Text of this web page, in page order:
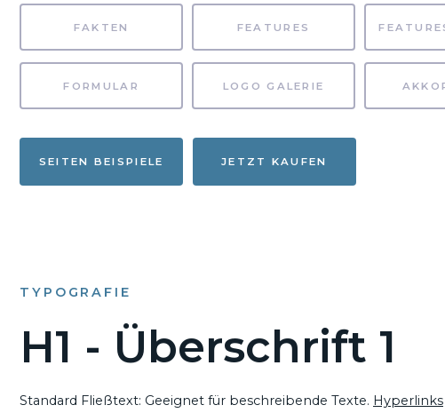
FAKTEN FEATURES
FORMULAR LOGO GALERIE
SEITEN BEISPIELE JETZT KAUFEN
TYPOGRAFIE
H1 - Überschrift 1
Standard Fließtext: Geeignet für beschreibende Texte. Hyperlinks